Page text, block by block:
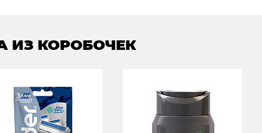
ИЗ КОРОБОЧЕК